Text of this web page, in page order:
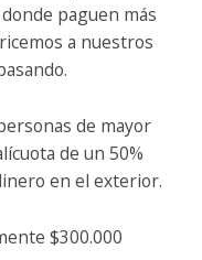
paguen más
a nuestros
de mayor
de un 50%
en el exterior.
$300.000